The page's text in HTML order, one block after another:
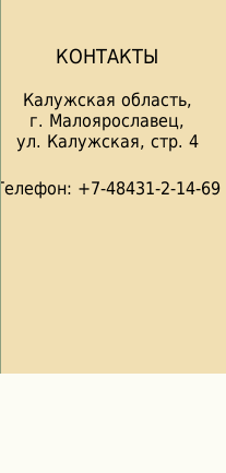
КОНТАКТЫ
Калужская область,
г. Малоярославец,
ул. Калужская, стр. 4
Телефон: +7-48431-2-14-69